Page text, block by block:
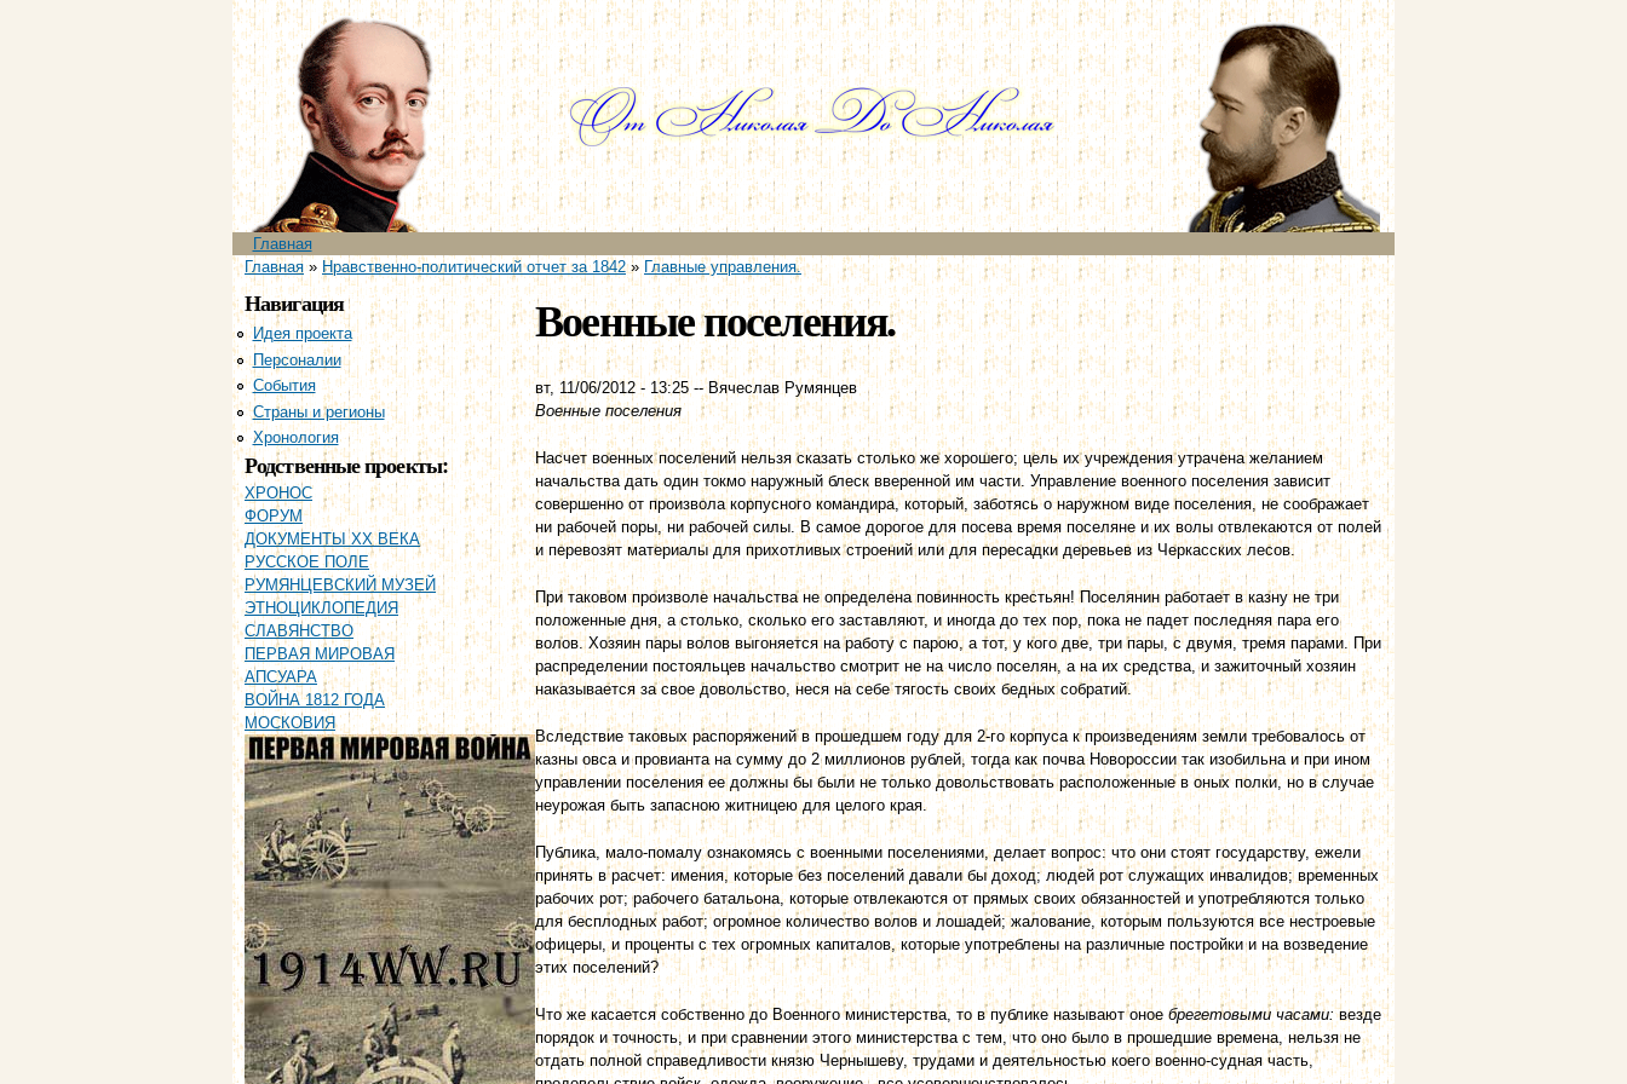
Перейти к
основному
содержанию
Главное меню
Главная
Вы здесь
Главная» Нравственно-политический отчет за 1842» Главные управления.
Навигация
Идея проекта
Персоналии
События
Страны и регионы
Хронология
Родственные проекты:
ХРОНОС
ФОРУМ
ДОКУМЕНТЫ XX ВЕКА
РУССКОЕ ПОЛЕ
РУМЯНЦЕВСКИЙ МУЗЕЙ
ЭТНОЦИКЛОПЕДИЯ
СЛАВЯНСТВО
ПЕРВАЯ МИРОВАЯ
АПСУАРА
ВОЙНА 1812 ГОДА
МОСКОВИЯ
Военные поселения.
вт, 11/06/2012 - 13:25--Вячеслав Румянцев
Военные поселения
Насчет военных поселений нельзя сказать столько же хорошего; цель их учреждения утрачена желанием
начальства дать один токмо наружный блеск вверенной им части. Управление военного поселения зависит
совершенно от произвола корпусного командира, который, заботясь о наружном виде поселения, не соображает
ни рабочей поры, ни рабочей силы. В самое дорогое для посева время поселяне и их волы отвлекаются от полей
и перевозят материалы для прихотливых строений или для пересадки деревьев из Черкасских лесов.
При таковом произволе начальства не определена повинность крестьян! Поселянин работает в казну не три
положенные дня, а столько, сколько его заставляют, и иногда до тех пор, пока не падет последняя пара его
волов. Хозяин пары волов выгоняется на работу с парою, а тот, у кого две, три пары, с двумя, тремя парами. При
распределении постояльцев начальство смотрит не на число поселян, а на их средства, и зажиточный хозяин
наказывается за свое довольство, неся на себе тягость своих бедных собратий.
Вследствие таковых распоряжений в прошедшем году для 2-го корпуса к произведениям земли требовалось от
казны овса и провианта на сумму до 2 миллионов рублей, тогда как почва Новороссии так изобильна и при ином
управлении поселения ее должны бы были не только довольствовать расположенные в оных полки, но в случае
неурожая быть запасною житницею для целого края.
Публика, мало-помалу ознакомясь с военными поселениями, делает вопрос: что они стоят государству, ежели
принять в расчет: имения, которые без поселений давали бы доход; людей рот служащих инвалидов; временных
рабочих рот; рабочего батальона, которые отвлекаются от прямых своих обязанностей и употребляются только
для бесплодных работ; огромное количество волов и лошадей; жалование, которым пользуются все нестроевые
офицеры, и проценты с тех огромных капиталов, которые употреблены на различные постройки и на возведение
этих поселений?
Что же касается собственно до Военного министерства, то в публике называют оное брегетовыми часами:везде
порядок и точность, и при сравнении этого министерства с тем, что оно было в прошедшие времена, нельзя не
отдать полной справедливости князю Чернышеву, трудами и деятельностью коего военно-судная часть,